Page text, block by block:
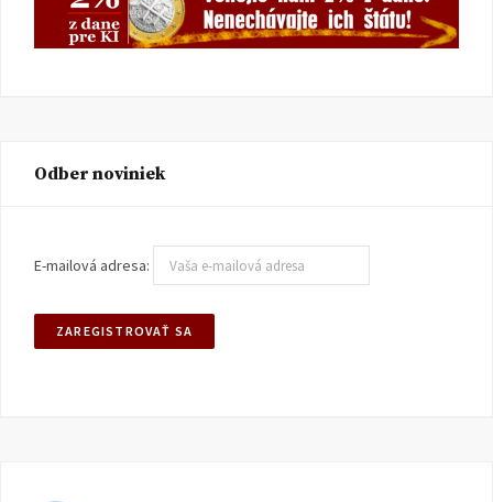
Odber noviniek
E-mailová adresa: